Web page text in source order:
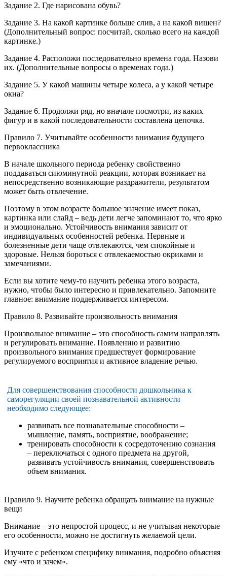
Задание 2. Где нарисована обувь?
Задание 3. На какой картинке больше слив, а на какой вишен?
(Дополнительный вопрос: посчитай, сколько всего на каждой
картинке.)
Задание 4. Расположи последовательно времена года. Назови
их. (Дополнительные вопросы о временах года.)
Задание 5. У какой машины четыре колеса, а у какой четыре
окна?
Задание 6. Продолжи ряд, но вначале посмотри, из каких
фигур и в какой последовательности составлена цепочка.
Правило 7. Учитывайте особенности внимания будущего
первоклассника
В начале школьного периода ребенку свойственно
поддаваться сиюминутной реакции, которая возникает на
непосредственно возникающие раздражители, результатом
может быть отвлечение.
Поэтому в этом возрасте большое значение имеет показ,
картинка или слайд – ведь дети легче запоминают то, что ярко
и эмоционально. Устойчивость внимания зависит от
индивидуальных особенностей ребенка. Нервные и
болезненные дети чаще отвлекаются, чем спокойные и
здоровые. Нельзя бороться с отвлекаемостью окриками и
замечаниями.
Если вы хотите чему-то научить ребенка этого возраста,
нужно, чтобы было интересно и привлекательно. Запомните
главное: внимание поддерживается интересом.
Правило 8. Развивайте произвольность внимания
Произвольное внимание – это способность самим направлять
и регулировать внимание. Появлению и развитию
произвольного внимания предшествует формирование
регулируемого восприятия и активное владение речью.
Для совершенствования способности дошкольника к
саморегуляции своей познавательной активности
необходимо следующее:
развивать все познавательные способности –
мышление, память, восприятие, воображение;
тренировать способности к сосредоточению сознания
– переключаться с одного предмета на другой,
развивать устойчивость внимания, совершенствовать
объем внимания.
Правило 9. Научите ребенка обращать внимание на нужные
вещи
Внимание – это непростой процесс, и не учитывая некоторые
его особенности, можно не достигнуть желаемой цели.
Изучите с ребенком специфику внимания, подробно объясняя
ему «что и зачем».